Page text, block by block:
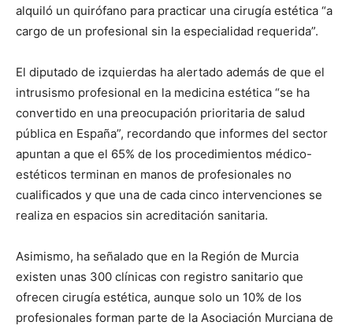
alquiló un quirófano para practicar una cirugía estética “a
cargo de un profesional sin la especialidad requerida”.
El diputado de izquierdas ha alertado además de que el
intrusismo profesional en la medicina estética “se ha
convertido en una preocupación prioritaria de salud
pública en España”, recordando que informes del sector
apuntan a que el 65% de los procedimientos médico-
estéticos terminan en manos de profesionales no
cualificados y que una de cada cinco intervenciones se
realiza en espacios sin acreditación sanitaria.
Asimismo, ha señalado que en la Región de Murcia
existen unas 300 clínicas con registro sanitario que
ofrecen cirugía estética, aunque solo un 10% de los
profesionales forman parte de la Asociación Murciana de